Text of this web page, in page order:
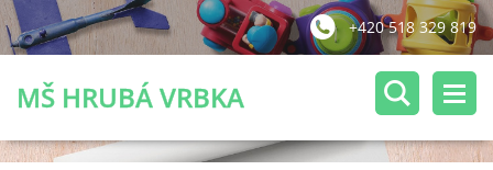
+420 518 329 819
MŠ HRUBÁ VRBKA